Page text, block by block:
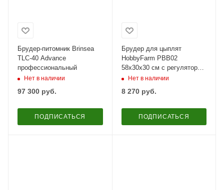
Брудер-питомник Brinsea
TLC-40 Advance
профессиональный
Нет в наличии
97 300 руб.
ПОДПИСАТЬСЯ
Брудер для цыплят
HobbyFarm PBB02
58х30х30 см с регулятором
температуры
Нет в наличии
8 270руб.
ПОДПИСАТЬСЯ